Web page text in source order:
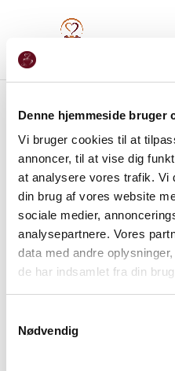
Denne hjemmeside bruger
Vi bruger cookies til at
annoncer, til at vise dig
at analysere vores trafik. Vi
din brug af vores website
sociale medier,
analysepartnere. Vores
data med andre
de har indsamlet fra din
Nødvendig